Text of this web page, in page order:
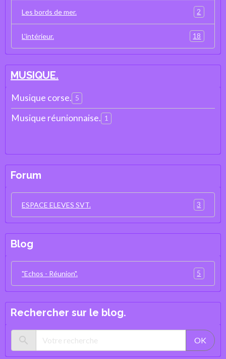
Les bords de mer. 2
L'intérieur. 18
MUSIQUE.
Musique corse. 5
Musique réunionnaise. 1
Forum
ESPACE ELEVES SVT. 3
Blog
"Echos - Réunion". 5
Rechercher sur le blog.
OK